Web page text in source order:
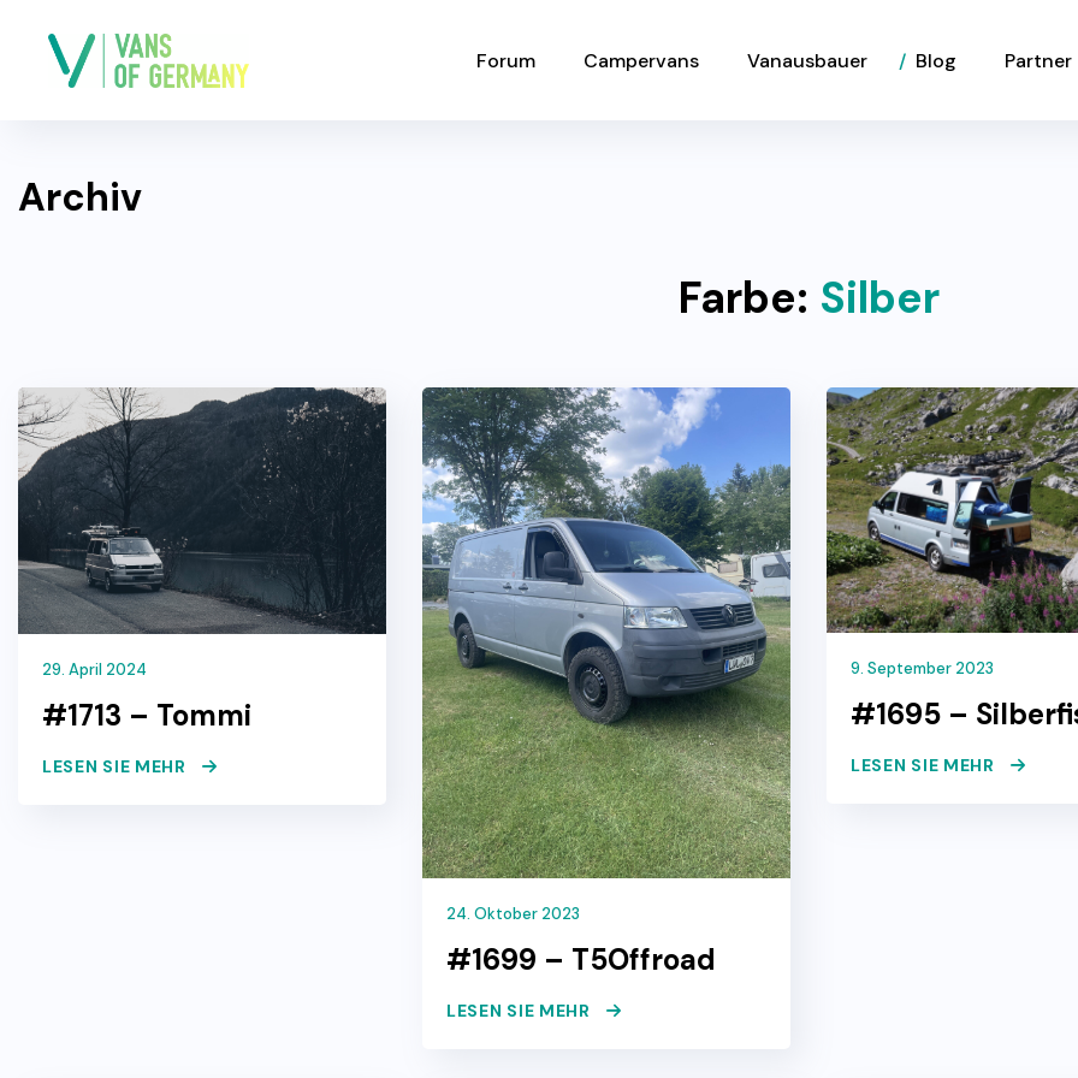
Forum Campervans Vanausbauer Blog Partner
Archiv
Farbe: Silber
29. April 2024
#1713 – Tommi
LESEN SIE MEHR
24. Oktober 2023
#1699 – T5Offroad
LESEN SIE MEHR
9. September 2023
#1695 –
LESEN SIE MEHR